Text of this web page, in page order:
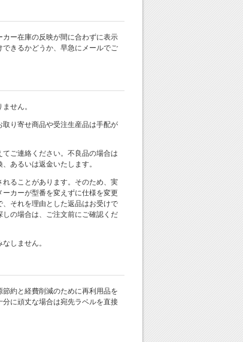
ー在庫の反映が間に合わずに表示
きるかどうか、早急にメールでご
せん。
り寄せ商品や受注生産品は手配が
ご連絡ください。不良品の場合は
あるいは返金いたします。
ることがあります。そのため、実
カーが型番を変えずに仕様を変更
それを理由とした返品はお受けで
の場合は、ご注文前にご確認くだ
しません。
約と経費削減のために再利用品を
に頑丈な場合は宛先ラベルを直接